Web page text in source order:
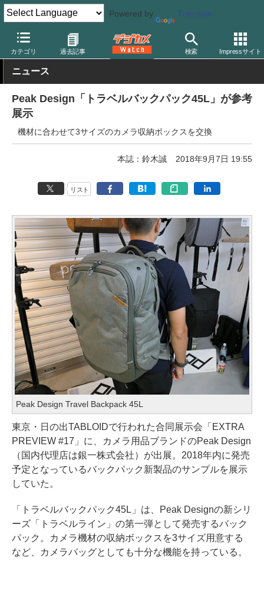
Powered by Translate
カテゴリ 過去記事 検索 Impressサイト
デジカメ Watch 撮影用品 カメラバッグ その他
ニュース
Peak Design「トラベルバックパック45L」が参考
展示
機材に合わせて3サイズのカメラ収納ボックスを交換
本誌：鈴木誠 2018年9月7日 19:55
リスト
Peak Design Travel Backpack 45L
東京・日の出TABLOIDで行われた合同展示会「EXTRA
PREVIEW #17」に、カメラ用品ブランドのPeak Design
（国内代理店は銀一株式会社）が出展。2018年内に発売
予定となっているバックパック新製品のサンプルを展示
していた。
「トラベルバックパック45L」は、Peak Designの新シリ
ーズ「トラベルライン」の第一弾として発売するバック
パック。カメラ機材の収納ボックスを3サイズ用意する
など、カメラバッグとしても十分な機能を持っている。